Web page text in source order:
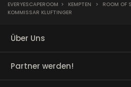
EVERYESCAPEROOM > KEMPTEN > ROOM OF
KOMMISSAR KLUFTINGER
Über Uns
Partner werden!